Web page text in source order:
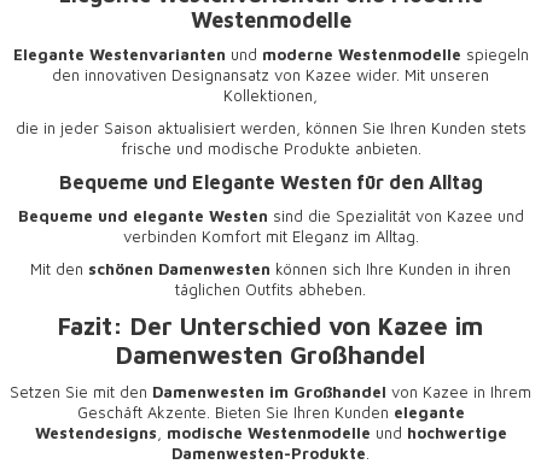
Westenmodelle
Elegante Westenvarianten und moderne Westenmodelle spiegeln
den innovativen Designansatz von Kazee wider. Mit unseren
Kollektionen,
die in jeder Saison aktualisiert werden, können Sie Ihren Kunden stets
frische und modische Produkte anbieten.
Bequeme und Elegante Westen für den Alltag
Bequeme und elegante Westen sind die Spezialität von Kazee und
verbinden Komfort mit Eleganz im Alltag.
Mit den schönen Damenwesten können sich Ihre Kunden in ihren
täglichen Outfits abheben.
Fazit: Der Unterschied von Kazee im
Damenwesten Großhandel
Setzen Sie mit den Damenwesten im Großhandel von Kazee in Ihrem
Geschäft Akzente. Bieten Sie Ihren Kunden elegante
Westendesigns
modische Westenmodelle und hochwertige
Damenwesten-Produkte